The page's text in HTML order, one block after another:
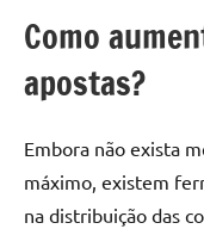
Como
apostas?
Embora não exista
máximo, existem
na distribuição das